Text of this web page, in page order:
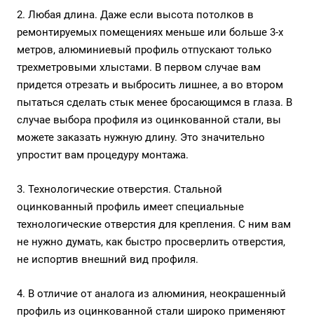
2. Любая длина. Даже если высота потолков в
ремонтируемых помещениях меньше или больше 3-х
метров, алюминиевый профиль отпускают только
трехметровыми хлыстами. В первом случае вам
придется отрезать и выбросить лишнее, а во втором
пытаться сделать стык менее бросающимся в глаза. В
случае выбора профиля из оцинкованной стали, вы
можете заказать нужную длину. Это значительно
упростит вам процедуру монтажа.
3. Технологические отверстия. Стальной
оцинкованный профиль имеет специальные
технологические отверстия для крепления. С ним вам
не нужно думать, как быстро просверлить отверстия,
не испортив внешний вид профиля.
4. В отличие от аналога из алюминия, неокрашенный
профиль из оцинкованной стали широко применяют